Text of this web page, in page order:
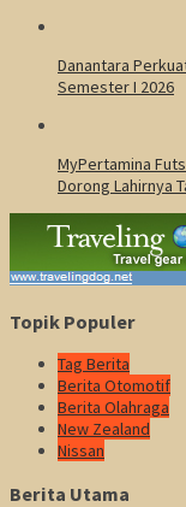
Danantara
Semester I 2026
MyPertamina
Dorong Lahirnya
Topik Populer
Tag Berita
Berita Otomotif
Berita Olahraga
New Zealand
Nissan
Berita Utama